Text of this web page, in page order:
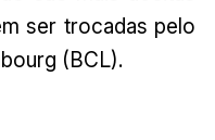
ser trocadas pelo
(BCL).